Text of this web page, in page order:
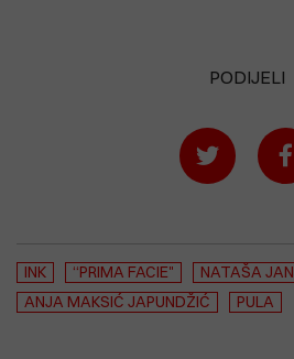
PODIJELI
INK “PRIMA FACIE"
NATAŠA
ANJA MAKSIĆ JAPUNDŽIĆ
PULA